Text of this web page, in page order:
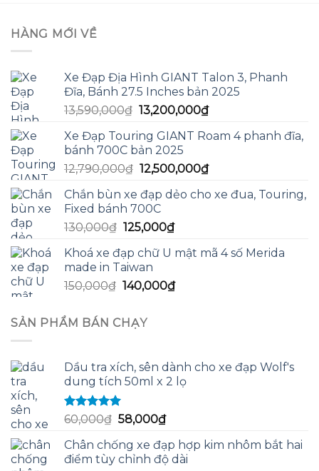
HÀNG MỚI VỀ
Xe Đạp Địa Hình GIANT Talon 3, Phanh
Đĩa, Bánh 27.5 Inches bản 2025
13,590,000₫ Giá
là:
13,590,000₫.
13,200,000₫Giá
tại
13,200,000₫.
Xe Đạp Touring GIANT Roam 4 phanh đĩa,
bánh 700C bản 2025
12,790,000₫ Giá
là:
12,790,000₫.
12,500,000₫Giá
tại
Chắn bùn xe đạp dẻo cho xe đua, Touring,
Fixed bánh 700C
130,000₫ Giá
là:
130,000₫.
125,000₫Giá
tại
125,000₫.
Khoá xe đạp chữ U mật mã 4 số Merida
made in Taiwan
150,000₫ Giá
là:
150,000₫.
140,000₫Giá
SẢN PHẨM BÁN CHẠY
Dầu tra xích, sên dành cho xe đạp Wolf's
dung tích 50ml x 2 lọ
Được xếp
hạng
sao
60,000₫ Giá
là:
60,000₫.
58,000₫Giá
tại
là:
Chân chống xe đạp hợp kim nhôm bắt hai
điểm tùy chỉnh độ dài